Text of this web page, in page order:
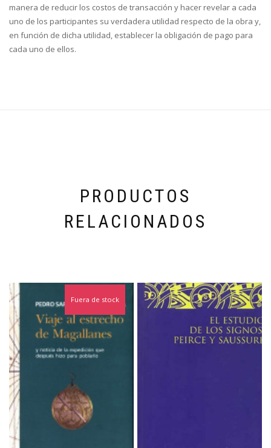
manera de reducir los costos de transacción y hacer revelar a cada
uno de los participantes su verdadera utilidad respecto de la obra y,
en función de dicha utilidad, establecer la obligación de pago para
cada uno de ellos.
PRODUCTOS
RELACIONADOS
Fuera de stock